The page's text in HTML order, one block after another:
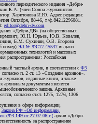
периодического издания «Дебри-
К.А. (член Союза журналистов
Харитонова И.Ю. Адрес редакции:
Октября, 88-46, т./ф.84212296081.
editor@debri-dv.com
«Дебри-ДВ» (на общественных
Ю.Н. Юрьев, Ю.В. Ковалев,
Б.М. Сухинин, О.В. Егорова
номер) ЭЛ № ФС77-45537 выдано
технологий и массовых
распространения: Российская
частный архив, в соответствии с ФЗ
, согласно п. 2 ст. 13 «Создание архивов».
журналов, изданные книги, а также
архивным документам является
закона. Архивные
согласно ст.ст. 1275, 1276, 1306
в сфере информации,
Закона РФ «Об информации,
(ФЗ-149 от 27.07.06 г.) архив «Дебри-
за распространение